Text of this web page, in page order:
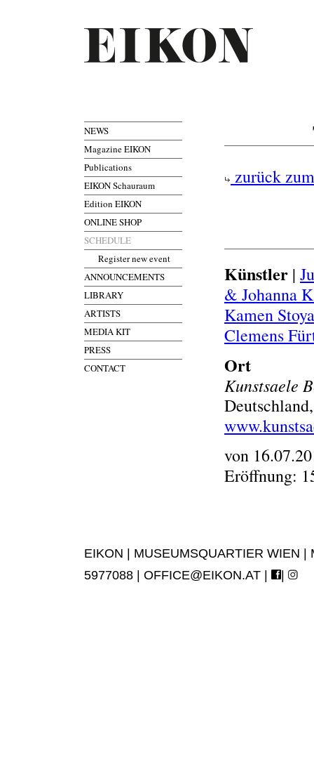
NEWS
Magazine EIKON
Publications
EIKON Schauraum
Edition EIKON
ONLINE SHOP
SCHEDULE
Register new event
ANNOUNCEMENTS
LIBRARY
ARTISTS
MEDIA KIT
PRESS
CONTACT
zurück
Künstler |
& Johanna
Kamen
Clemens
Ort
Kunstsaele
von
Eröffnung:
EIKON | MUSEUMSQUARTIER WIEN
5977088 | OFFICE@EIKON.AT | |